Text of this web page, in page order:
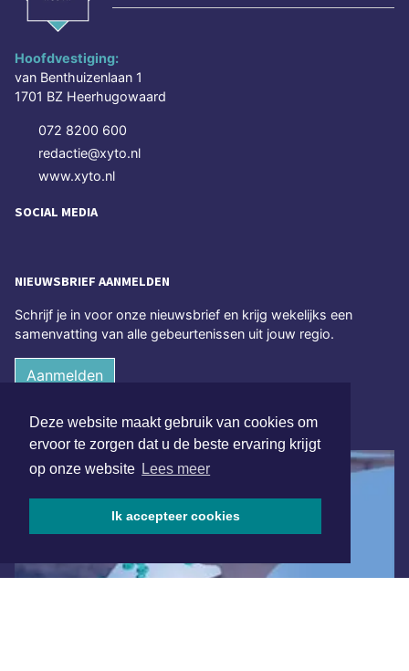
Deze website maakt gebruik van cookies om
ervoor te zorgen dat u de beste ervaring krijgt
op onze website Lees meer
Ik accepteer cookies
Hoofdvestiging:
van Benthuizenlaan 1
1701 BZ Heerhugowaard
072 8200 600
redactie@xyto.nl
www.xyto.nl
SOCIAL MEDIA
NIEUWSBRIEF AANMELDEN
Schrijf je in voor onze nieuwsbrief en krijg wekelijks een
samenvatting van alle gebeurtenissen uit jouw regio.
Aanmelden
ONLINE DAGBLADEN